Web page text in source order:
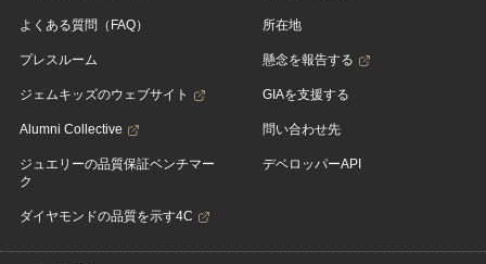
よくある質問（FAQ）
プレスルーム
ジェムキッズのウェブサイト
Alumni Collective
ジュエリーの品質保証ベンチマー
ク
ダイヤモンドの品質を示す4C
所在地
懸念を報告する
GIAを支援する
問い合わせ先
デベロッパーAPI